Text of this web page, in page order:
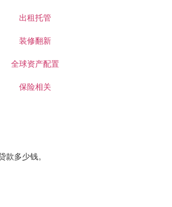
出租托管
装修翻新
全球资产配置
保险相关
多少钱。